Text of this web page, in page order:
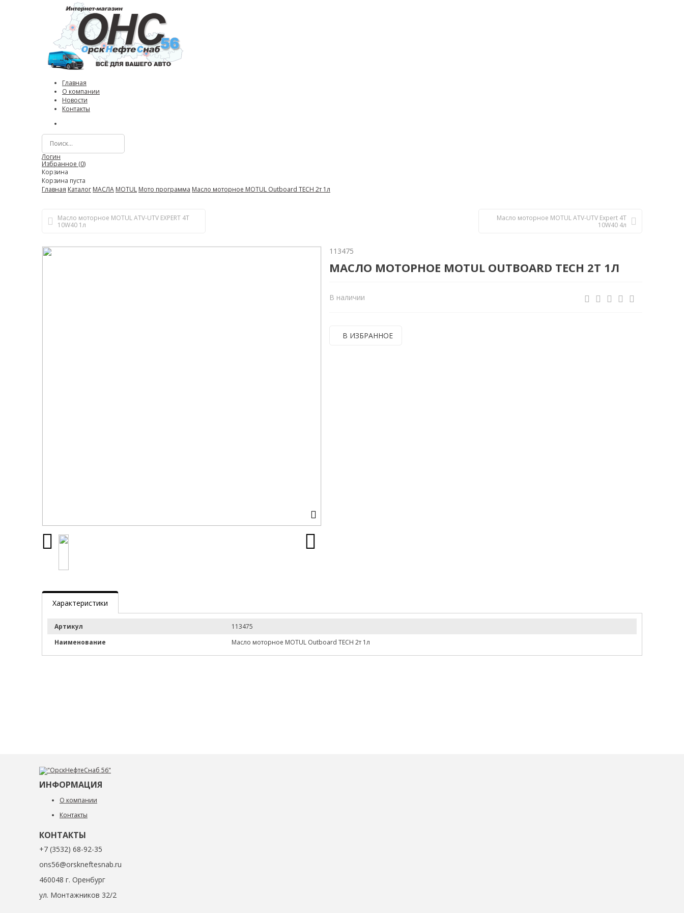
Главная
О компании
Новости
Контакты
Логин
Избранное (0)
Корзина
Корзина пуста
Главная Каталог МАСЛА MOTUL Мото программа Масло моторное MOTUL Оutboard TECH 2т 1л
Масло моторное MOTUL ATV-UTV EXPERT 4T
10W40 1л
Масло моторное MOTUL ATV-UTV Expert 4T
10W40 4л
113475
МАСЛО МОТОРНОЕ MOTUL ОUTBOARD TECH 2Т 1Л
В наличии
В ИЗБРАННОЕ
Характеристики
Артикул
113475
Наименование
Масло моторное MOTUL Оutboard TECH 2т 1л
ИНФОРМАЦИЯ
О компании
Контакты
КОНТАКТЫ
+7 (3532) 68-92-35
ons56@orskneftesnab.ru
460048 г. Оренбург
ул. Монтажников 32/2